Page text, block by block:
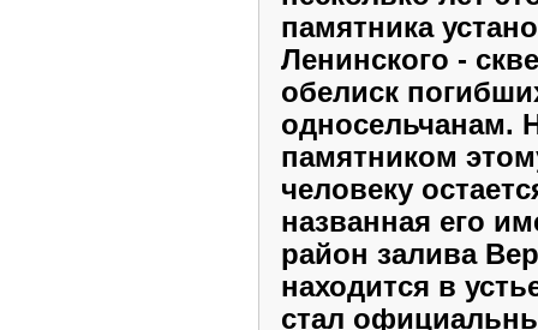
памятника
Ленинского -
обелиск
односельчанам.
памятником
человеку
названная его
район залива
находится в
стал